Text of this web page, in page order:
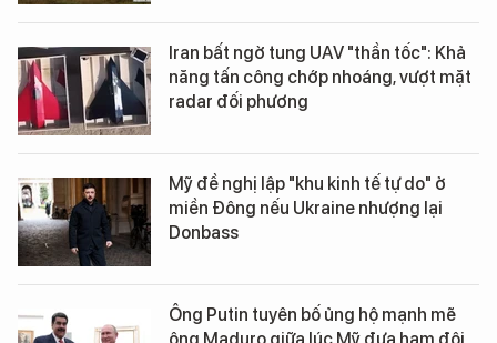
Iran bất ngờ tung UAV "thần tốc": Khả
năng tấn công chớp nhoáng, vượt mặt
radar đối phương
Mỹ đề nghị lập "khu kinh tế tự do" ở
miền Đông nếu Ukraine nhượng lại
Donbass
Ông Putin tuyên bố ủng hộ mạnh mẽ
ông Maduro giữa lúc Mỹ đưa hạm đội